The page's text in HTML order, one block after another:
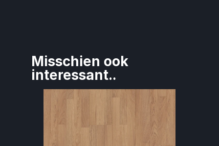
Misschien ook
interessant..